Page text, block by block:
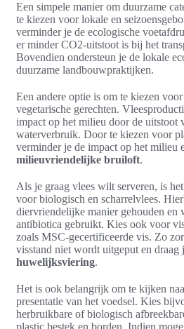
Een simpele manier om duurzame
te kiezen voor lokale en
verminder je de ecologische
er minder CO2-uitstoot is bij het
Bovendien ondersteun je de lokale
duurzame landbouwpraktijken.
Een andere optie is om te kiezen
vegetarische gerechten.
impact op het milieu door de uitstoot
waterverbruik. Door te kiezen voor
verminder je de impact op het milieu
milieuvriendelijke bruiloft.
Als je graag vlees wilt serveren, is
voor biologisch en scharrelvlees.
diervriendelijke manier gehouden en
antibiotica gebruikt. Kies ook voor
zoals MSC-gecertificeerde vis. Zo
visstand niet wordt uitgeput en draag
huwelijksviering.
Het is ook belangrijk om te kijken
presentatie van het voedsel. Kies
herbruikbare of biologisch